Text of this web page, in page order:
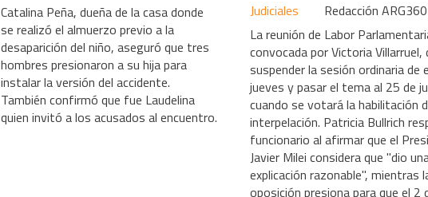
Catalina Peña, dueña de la casa donde
se realizó el almuerzo previo a la
desaparición del niño, aseguró que tres
hombres presionaron a su hija para
instalar la versión del accidente.
También confirmó que fue Laudelina
quien invitó a los acusados al encuentro.
Redacción ARG360
Judiciales
La reunión de Labor
convocada por Victoria Villarruel,
suspender la sesión ordinaria de
jueves y pasar el tema al 25 de
cuando se votará la habilitación
interpelación. Patricia Bullrich
funcionario al afirmar que el
Javier Milei considera que "dio
explicación razonable", mientras
oposición presiona para que el 2